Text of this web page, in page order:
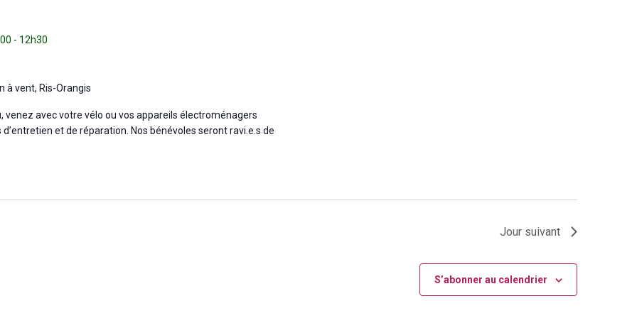
- 12h30
à vent, Ris-Orangis
venez avec votre vélo ou vos appareils électroménagers
et de réparation. Nos bénévoles seront ravi.e.s de
Jour suivant
S’abonner au calendrier